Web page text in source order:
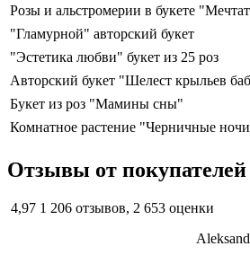
Розы и альстромерии в букете
"Гламурной" авторский букет
"Эстетика любви" букет из 25 роз
Авторский букет "Шелест крыльев
Букет из роз "Мамины сны"
Комнатное растение "Черничные
Отзывы от
4,97 1 206 отзывов, 2 653 оценки